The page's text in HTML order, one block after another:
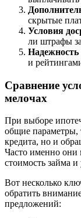
скрытые
Условия
ли штрафы
Надежность
и
Сравнение
мелочах
При выборе
общие параметры,
кредита, но и
Часто именно они
стоимость займа
Вот несколько
обратить
предложений: